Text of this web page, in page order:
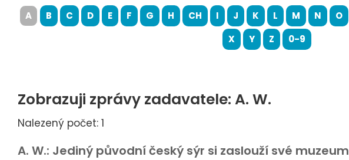
A B C D E F G H CH I J K L M N O
X
Y Z 0-9
Zobrazuji zprávy zadavatele: A. W.
Nalezený počet: 1
A. W.: Jediný původní český sýr si zaslouží své muzeum